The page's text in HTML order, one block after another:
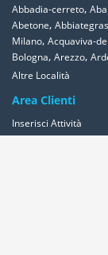
Abbadia-cerreto,
Abetone,
Milano, Acquaviva-
Bologna, Arezzo,
Altre Località
Area Clienti
Inserisci Attività